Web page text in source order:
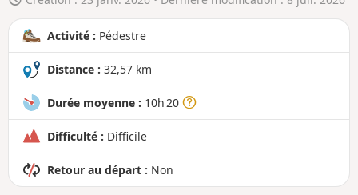
r
n
d
Activité : Pédestre
Distance : 32,57 km
Durée moyenne : 10h 20
Difficulté : Difficile
Retour au départ : Non